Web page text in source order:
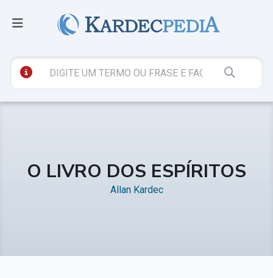
O LIVRO DOS ESPÍRITOS
Allan Kardec